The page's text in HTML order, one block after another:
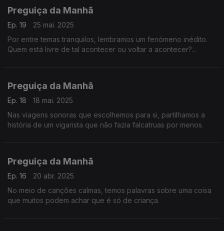
Preguiça da Manhã
Ep. 19
25 mai. 2025
Por entre temas tranquilos, lembramos um fenómeno inédito.
Quem está livre de tal acontecer ou voltar a acontecer?...
Preguiça da Manhã
Ep. 18
18 mai. 2025
Nas viagens sonoras que escolhemos para si, partilhamos a
história de um vigarista que não fazia falcatruas por menos.
Preguiça da Manhã
Ep. 16
20 abr. 2025
No meio de canções calmas, temos palavras sobre uma coisa
que muitos podem achar que é só de criança.